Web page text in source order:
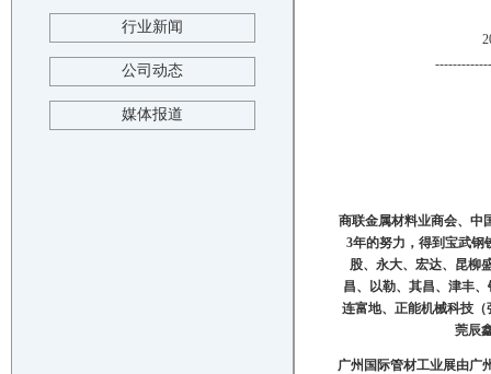
行业新闻
公司动态
媒体报道
商联金属材料业商会、 中
3年的努力，得到宝武钢
股、永大、宏达、昆柳
昌、以勒、其昌、津丰、
连富地、正能机械科技
莞辰
广州国际管材工业展由广